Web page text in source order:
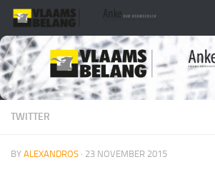
Skip to content
TWITTER
BY ALEXANDROS · 23 NOVEMBER 2015